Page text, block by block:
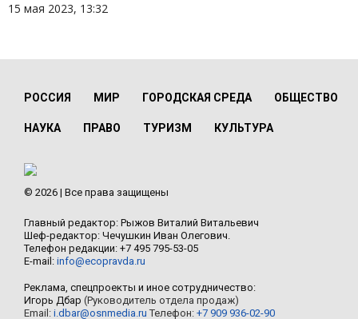
15 мая 2023, 13:32
РОССИЯ МИР ГОРОДСКАЯ СРЕДА ОБЩЕСТВО
НАУКА ПРАВО ТУРИЗМ КУЛЬТУРА
© 2026 | Все права защищены
Главный редактор: Рыжов Виталий Витальевич
Шеф-редактор: Чечушкин Иван Олегович.
Телефон редакции: +7 495 795-53-05
E-mail: info@ecopravda.ru
Реклама, спецпроекты и иное сотрудничество:
Игорь Дбар (Руководитель отдела продаж)
Email: i.dbar@osnmedia.ru Телефон: +7 909 936-02-90